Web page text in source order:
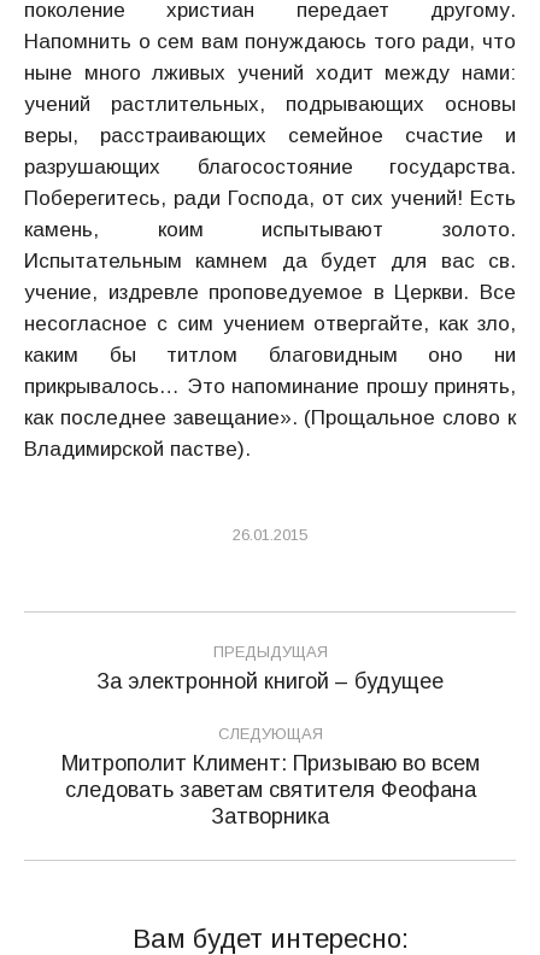
поколение христиан передает другому.
Напомнить о сем вам понуждаюсь того ради, что
ныне много лживых учений ходит между нами:
учений растлительных, подрывающих основы
веры, расстраивающих семейное счастие и
разрушающих благосостояние государства.
Поберегитесь, ради Господа, от сих учений! Есть
камень, коим испытывают золото.
Испытательным камнем да будет для вас св.
учение, издревле проповедуемое в Церкви. Все
несогласное с сим учением отвергайте, как зло,
каким бы титлом благовидным оно ни
прикрывалось… Это напоминание прошу принять,
как последнее завещание». (Прощальное слово к
Владимирской пастве).
26.01.2015
НавигацияПРЕДЫДУЩАЯ
Предыдущая
За электронной книгой – будущее
СЛЕДУЮЩАЯ
Следующая
запись:
Митрополит Климент: Призываю во всем
следовать заветам святителя Феофана
Затворника
Вам будет интересно: